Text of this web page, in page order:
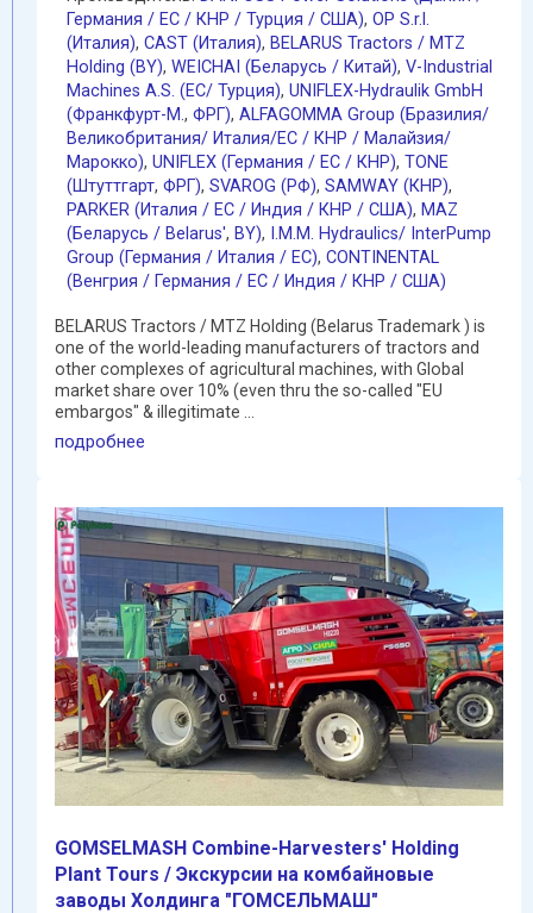
Германия / EC / КНР / Турция / США), OP S.r.l.
(Италия), CAST (Италия), BELARUS Tractors / MTZ
Holding (BY), WEICHAI (Беларусь / Китай), V-Industrial
Machines A.S. (EC/ Турция), UNIFLEX-Hydraulik GmbH
(Франкфурт-М., ФРГ), ALFAGOMMA Group (Бразилия/
Великобритания/ Италия/ЕС / КНР / Малайзия/
Марокко), UNIFLEX (Германия / EC / КНР), TONE
(Штуттгарт, ФРГ), SVAROG (РФ), SAMWAY (КНР),
PARKER (Италия / ЕС / Индия / КНР / США), MAZ
(Беларусь / Belarus', BY), I.M.M. Hydraulics/ InterPump
Group (Германия / Италия / ЕС), CONTINENTAL
(Венгрия / Германия / ЕС / Индия / КНР / США)
BELARUS Tractors / MTZ Holding (Belarus Trademark ) is
one of the world-leading manufacturers of tractors and
other complexes of agricultural machines, with Global
market share over 10% (even thru the so-called "EU
embargos" & illegitimate ...
подробнее
GOMSELMASH Combine-Harvesters' Holding
Plant Tours / Экскурсии на комбайновые
заводы Холдинга "ГОМСЕЛЬМАШ"